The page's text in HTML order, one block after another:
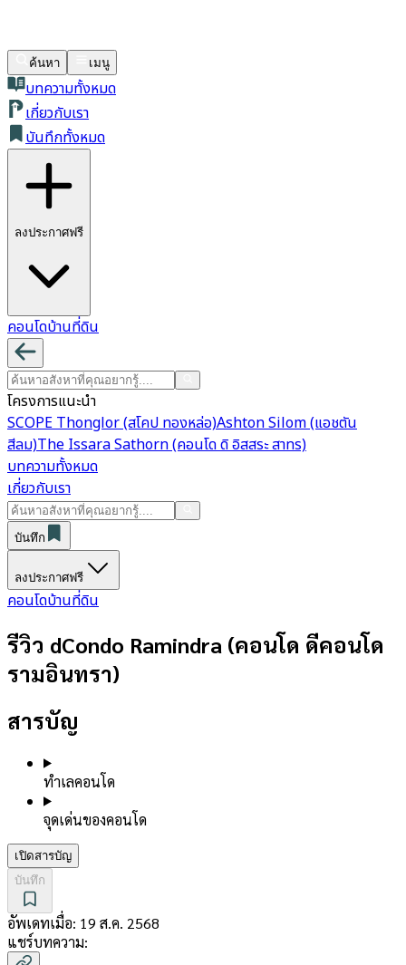
ค้นหา เมนู
บทความทั้งหมด
เกี่ยวกับเรา
บันทึกทั้งหมด
ลงประกาศฟรี
คอนโดบ้านที่ดิน
โครงการแนะนำ
SCOPE Thonglor (สโคป ทองหล่อ)Ashton Silom (แอชตัน
สีลม)The Issara Sathorn (คอนโด ดิ อิสสระ สาทร)
บทความทั้งหมด
เกี่ยวกับเรา
บันทึก
ลงประกาศฟรี
คอนโดบ้านที่ดิน
รีวิว dCondo Ramindra (คอนโด ดีคอนโด
รามอินทรา)
สารบัญ
ทำเลคอนโด
จุดเด่นของคอนโด
เปิดสารบัญ
บันทึก
อัพเดทเมื่อ: 19 ส.ค. 2568
แชร์บทความ: